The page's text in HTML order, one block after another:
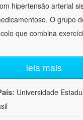
hipertensão arterial
O grupo
que combina
leia mais
Universidade